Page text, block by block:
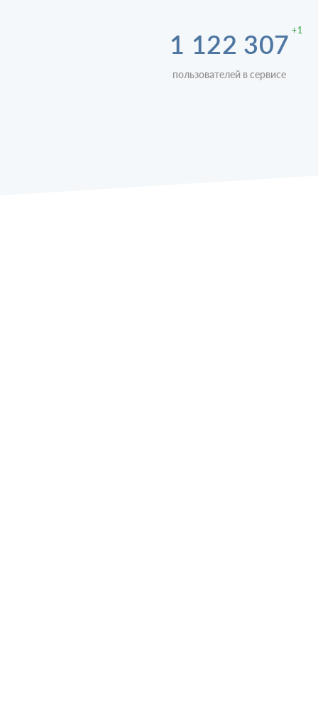
1 122 307 +1
пользователей в сервисе